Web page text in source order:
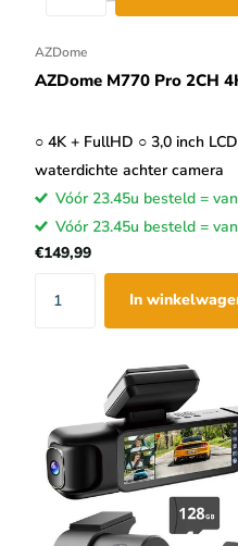
AZDome
AZDome M770 Pro 2CH
○ 4K + FullHD ○ 3,0 inch
waterdichte achter camera
Vóór 23.45u besteld =
Vóór 23.45u besteld =
€149,99
In